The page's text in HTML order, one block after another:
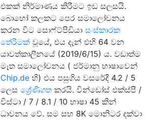
එකක් නිර්මාණය කිරීමට ඉඩ සලසයි.
බොහෝ කලකට පෙර සමාලෝචනය
කරන විට සොෆ්ට්පීඩියා සංස්කාරක
තේරීමක් වූයේ, එය දැන් එහි 64 වන
යාවත්කාලීනයේ (2019/6/15) ය. වඩාත්ම
මෑත සමාලෝචනය ( ජර්මානු භාෂාවෙන්
Chip.de හි) එය පසුගිය වසරේදී 4.2 / 5
ලෙස ශ්‍රේණිගත කරයි. වින්ඩෝස් එක්ස්පී /
විස්ටා / 7 / 8.1 / 10 භාෂා 45 කින්
ධාවනය වේ. සම සහ 8K මොනිටර දක්වා